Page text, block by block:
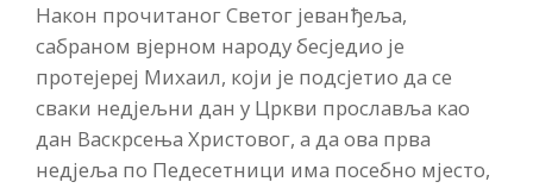
Након прочитаног Светог јеванђеља,
сабраном вјерном народу бесједио је
протејереј Михаил, који је подсјетио да се
сваки недјељни дан у Цркви прославља као
дан Васкрсења Христовог, а да ова прва
недјеља по Педесетници има посебно мјесто,